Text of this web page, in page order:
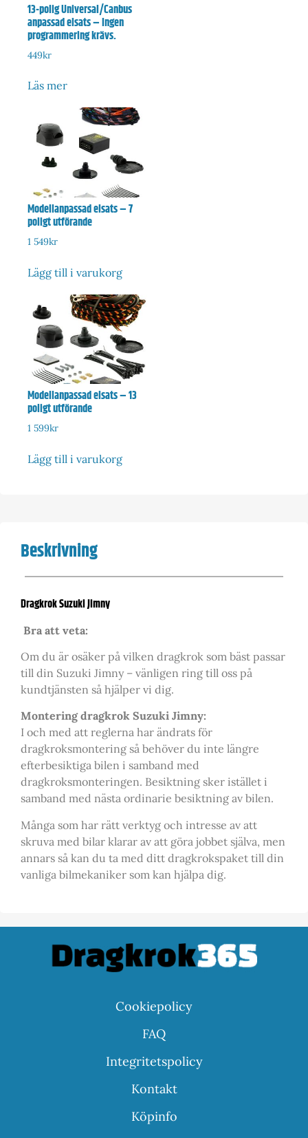
13-polig Universal/Canbus
anpassad elsats – Ingen
programmering krävs.
449kr
Läs mer
Modellanpassad elsats – 7
poligt utförande
1 549kr
Lägg till i varukorg
Modellanpassad elsats – 13
poligt utförande
1 599kr
Lägg till i varukorg
Beskrivning
Dragkrok Suzuki Jimny
Bra att veta:
Om du är osäker på vilken dragkrok som bäst passar
till din Suzuki Jimny – vänligen ring till oss på
kundtjänsten så hjälper vi dig.
Montering dragkrok Suzuki Jimny:
I och med att reglerna har ändrats för
dragkroksmontering så behöver du inte längre
efterbesiktiga bilen i samband med
dragkroksmonteringen. Besiktning sker istället i
samband med nästa ordinarie besiktning av bilen.
Många som har rätt verktyg och intresse av att
skruva med bilar klarar av att göra jobbet själva, men
annars så kan du ta med ditt dragkrokspaket till din
vanliga bilmekaniker som kan hjälpa dig.
Cookiepolicy
FAQ
Integritetspolicy
Kontakt
Köpinfo